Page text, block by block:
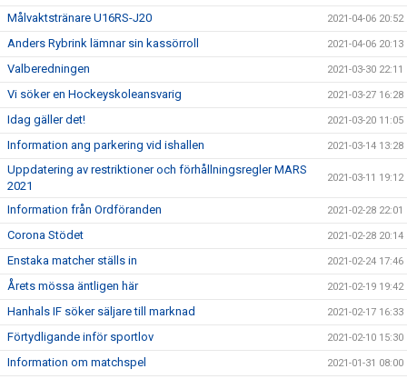
Målvaktstränare U16RS-J20 2021-04-06 20:52
Anders Rybrink lämnar sin kassörroll 2021-04-06 20:13
Valberedningen 2021-03-30 22:11
Vi söker en Hockeyskoleansvarig 2021-03-27 16:28
Idag gäller det! 2021-03-20 11:05
Information ang parkering vid ishallen 2021-03-14 13:28
Uppdatering av restriktioner och förhållningsregler MARS
2021
2021-03-11 19:12
Information från Ordföranden 2021-02-28 22:01
Corona Stödet 2021-02-28 20:14
Enstaka matcher ställs in 2021-02-24 17:46
Årets mössa äntligen här 2021-02-19 19:42
Hanhals IF söker säljare till marknad 2021-02-17 16:33
Förtydligande inför sportlov 2021-02-10 15:30
Information om matchspel 2021-01-31 08:00